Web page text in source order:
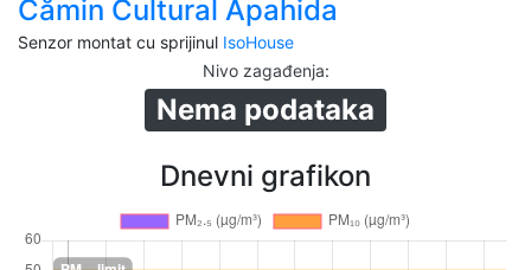
Cămin Cultural Apahida
Senzor montat cu sprijinul IsoHouse
Nivo zagađenja:
Nema podataka
Dnevni grafikon